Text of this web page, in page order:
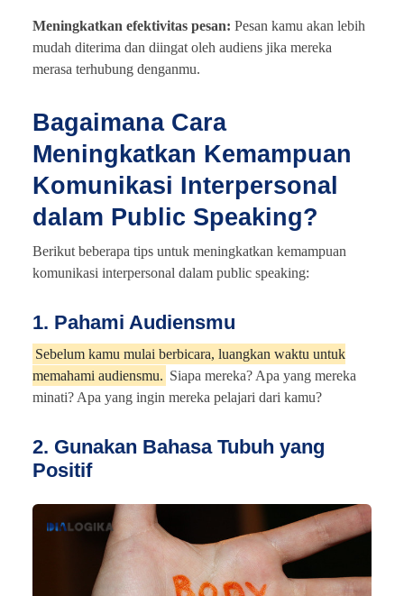
Meningkatkan efektivitas pesan: Pesan kamu akan lebih
mudah diterima dan diingat oleh audiens jika mereka
merasa terhubung denganmu.
Bagaimana Cara
Meningkatkan Kemampuan
Komunikasi Interpersonal
dalam Public Speaking?
Berikut beberapa tips untuk meningkatkan kemampuan
komunikasi interpersonal dalam public speaking:
1. Pahami Audiensmu
Sebelum kamu mulai berbicara, luangkan waktu untuk
memahami audiensmu. Siapa mereka? Apa yang mereka
minati? Apa yang ingin mereka pelajari dari kamu?
2. Gunakan Bahasa Tubuh yang
Positif